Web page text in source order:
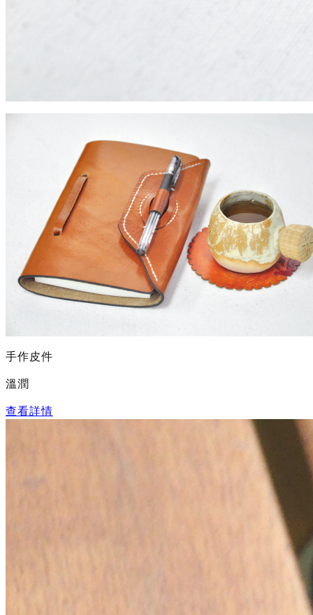
手作皮件
溫潤
查看詳情